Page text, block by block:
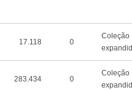
17.118 0
Coleção
283.434 0
Coleção